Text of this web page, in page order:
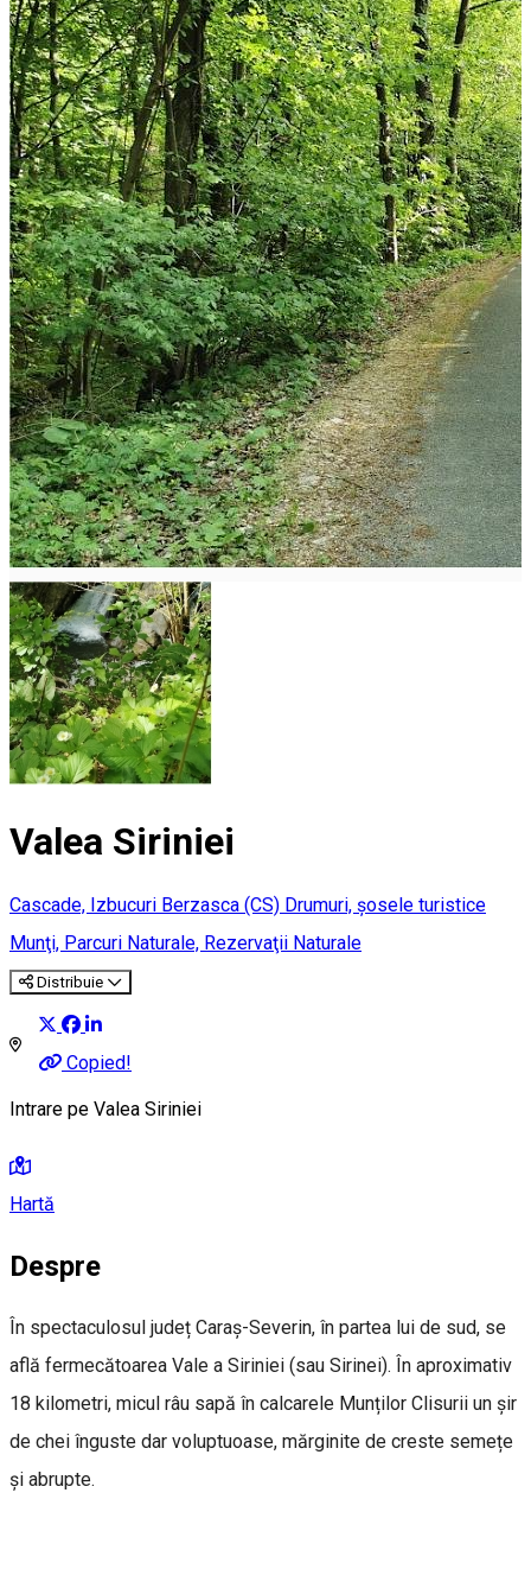
Valea Siriniei
Cascade, Izbucuri Berzasca (CS) Drumuri, şosele turistice
Munţi, Parcuri Naturale, Rezervaţii Naturale
Distribuie
Copied!
Intrare pe Valea Siriniei
Hartă
Despre
În spectaculosul județ Caraș-Severin, în partea lui de sud, se
află fermecătoarea Vale a Siriniei (sau Sirinei). În aproximativ
18 kilometri, micul râu sapă în calcarele Munților Clisurii un șir
de chei înguste dar voluptuoase, mărginite de creste semețe
și abrupte.